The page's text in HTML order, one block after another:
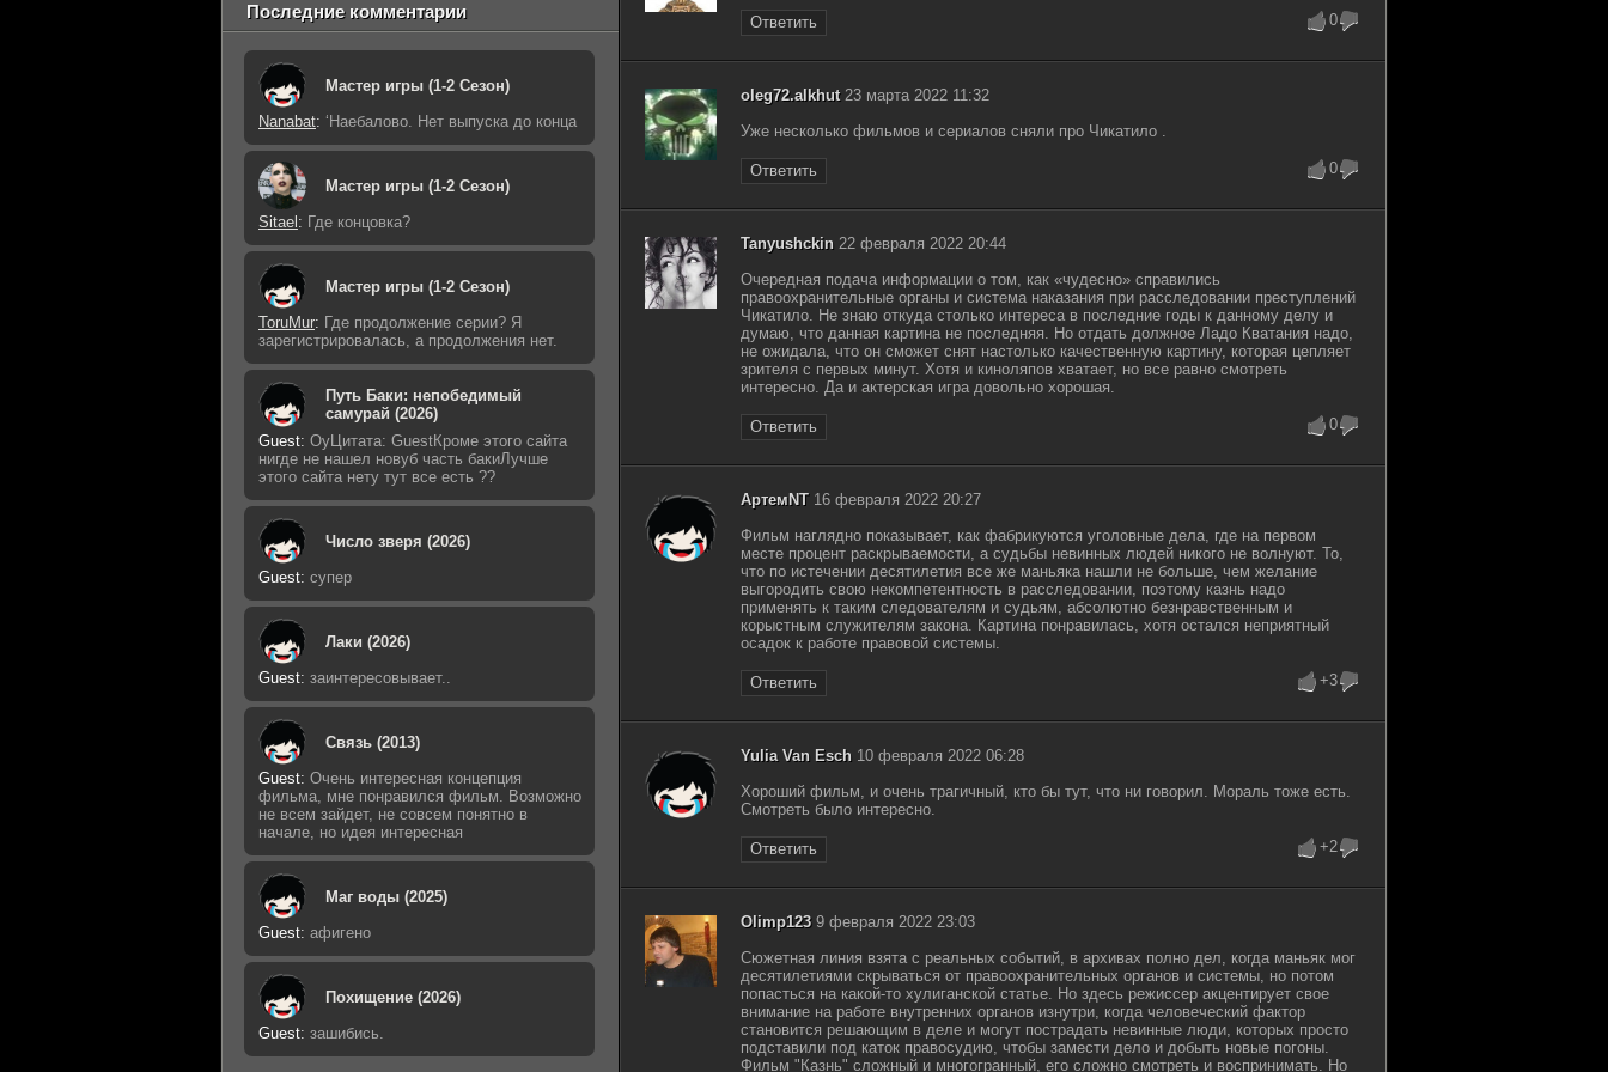
Ответить 0
oleg72.alkhut23 марта 2022 11:32
Уже несколько фильмов и сериалов сняли про Чикатило .
Ответить 0
Tanyushckin 22 февраля 2022 20:44
Очередная подача информации о том, как «чудесно» справились
правоохранительные органы и система наказания при расследовании преступлений
Чикатило. Не знаю откуда столько интереса в последние годы к данному делу и
думаю, что данная картина не последняя. Но отдать должное Ладо Кватания надо,
не ожидала, что он сможет снят настолько качественную картину, которая цепляет
зрителя с первых минут. Хотя и киноляпов хватает, но все равно смотреть
интересно. Да и актерская игра довольно хорошая.
Ответить 0
АртемNT16 февраля 2022 20:27
Фильм наглядно показывает, как фабрикуются уголовные дела, где на первом
месте процент раскрываемости, а судьбы невинных людей никого не волнуют. То,
что по истечении десятилетия все же маньяка нашли не больше, чем желание
выгородить свою некомпетентность в расследовании, поэтому казнь надо
применять к таким следователям и судьям, абсолютно безнравственным и
корыстным служителям закона. Картина понравилась, хотя остался неприятный
осадок к работе правовой системы.
Ответить +3
Yulia Van Esch 10 февраля 2022 06:28
Хороший фильм, и очень трагичный, кто бы тут, что ни говорил. Мораль тоже есть.
Смотреть было интересно.
Ответить +2
Olimp1239 февраля 2022 23:03
Сюжетная линия взята с реальных событий, в архивах полно дел, когда маньяк мог
десятилетиями скрываться от правоохранительных органов и системы, но потом
попасться на какой-то хулиганской статье. Но здесь режиссер акцентирует свое
внимание на работе внутренних органов изнутри, когда человеческий фактор
становится решающим в деле и могут пострадать невинные люди, которых просто
подставили под каток правосудию, чтобы замести дело и добыть новые погоны.
Фильм "Казнь" сложный и многогранный, его сложно смотреть и воспринимать. Но
Последние комментарии
Мастер игры (1-2 Сезон)
Nanabat: ‘Наебалово. Нет выпуска до конца
Мастер игры (1-2 Сезон)
Sitael : Где концовка?
Мастер игры (1-2 Сезон)
ToruMur: Где продолжение серии? Я
зарегистрировалась, а продолжения нет.
Путь Баки: непобедимый
самурай (2026)
Guest: ОуЦитата: GuestКроме этого сайта
нигде не нашел новуб часть бакиЛучше
этого сайта нету тут все есть ??
Число зверя (2026)
Guest: супер
Лаки (2026)
Guest: заинтересовывает..
Связь (2013)
Guest: Очень интересная концепция
фильма, мне понравился фильм. Возможно
не всем зайдет, не совсем понятно в
начале, но идея интересная
Маг воды (2025)
Guest: афигено
Похищение (2026)
Guest: зашибись.